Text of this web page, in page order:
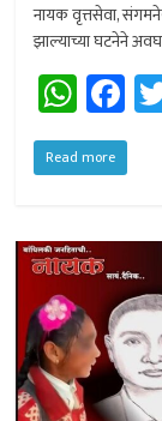
नायक वृत्तसेवा,
झाल्याच्या घटनेने
W
h
at
p
p
Fa
ce
b
Read more